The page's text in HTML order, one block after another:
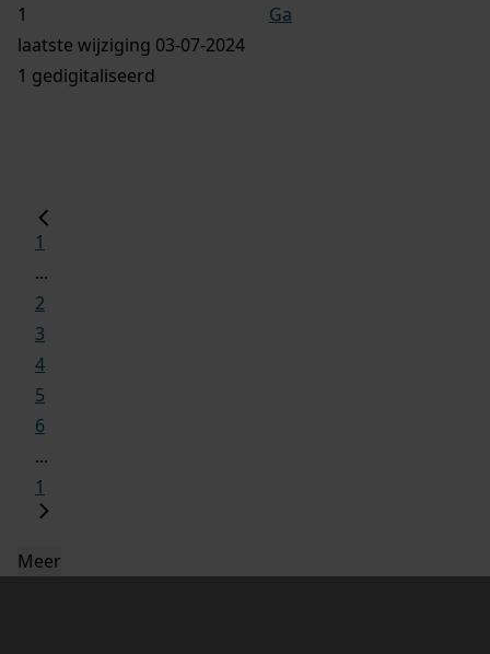
Ga
laatste wijziging 03-07-2024
1 gedigitaliseerd
1
...
2
3
4
5
6
...
1
Meer